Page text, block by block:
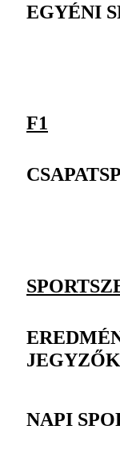
EGYÉNI
F1
NAPI